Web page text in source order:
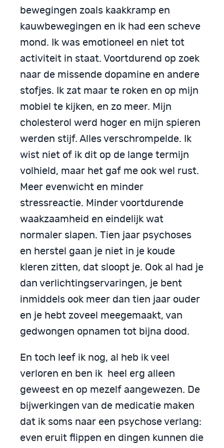
bewegingen zoals kaakkramp en
kauwbewegingen en ik had een scheve
mond. Ik was emotioneel en niet tot
activiteit in staat. Voortdurend op zoek
naar de missende dopamine en andere
stofjes. Ik zat maar te roken en op mijn
mobiel te kijken, en zo meer. Mijn
cholesterol werd hoger en mijn spieren
werden stijf. Alles verschrompelde. Ik
wist niet of ik dit op de lange termijn
volhield, maar het gaf me ook wel rust.
Meer evenwicht en minder
stressreactie. Minder voortdurende
waakzaamheid en eindelijk wat
normaler slapen. Tien jaar psychoses
en herstel gaan je niet in je koude
kleren zitten, dat sloopt je. Ook al had je
dan verlichtingservaringen, je bent
inmiddels ook meer dan tien jaar ouder
en je hebt zoveel meegemaakt, van
gedwongen opnamen tot bijna dood.
En toch leef ik nog, al heb ik veel
verloren en ben ik heel erg alleen
geweest en op mezelf aangewezen. De
bijwerkingen van de medicatie maken
dat ik soms naar een psychose verlang:
even eruit flippen en dingen kunnen die